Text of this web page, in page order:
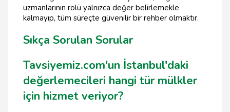
uzmanlarının rolü yalnızca değer belirlemekle
kalmayıp, tüm süreçte güvenilir bir rehber olmaktır.
Sıkça Sorulan Sorular
Tavsiyemiz.com'un İstanbul'daki
değerlemecileri hangi tür mülkler
için hizmet veriyor?